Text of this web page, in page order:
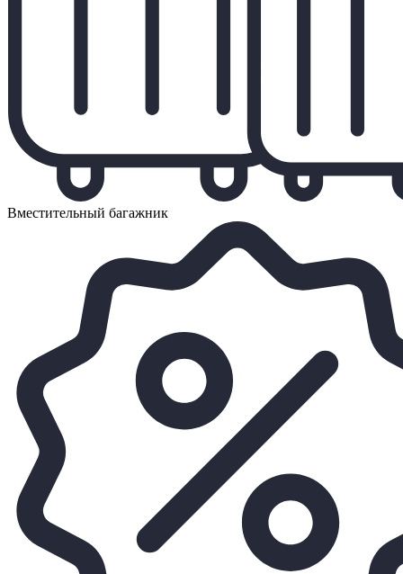
Вместительный багажник